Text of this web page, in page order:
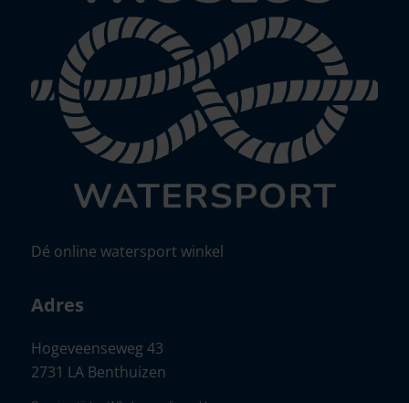
Dé online watersport winkel
Adres
Hogeveenseweg 43
2731 LA Benthuizen